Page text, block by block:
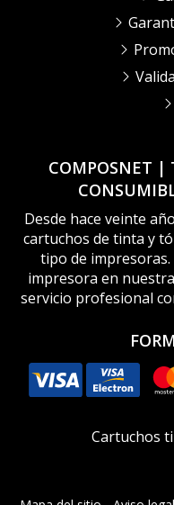
COMPOSNET |
Desde hace veinte
cartuchos de tinta y
tipo de
impresora en
servicio profesional
Cartuchos